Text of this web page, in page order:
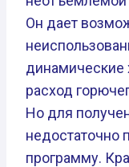
Он дает
динамические
расход
Но для
недостаточно
программу.